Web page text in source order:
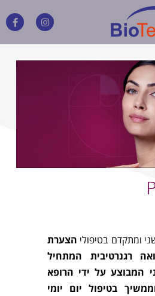
הצערת
רגנרטיבית המתחיל
המבוצע על ידי הרופא
בטיפול יום יומי